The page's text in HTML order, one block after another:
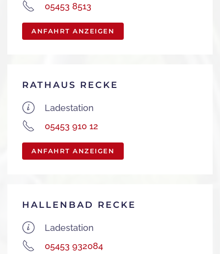
05453 8513
ANFAHRT ANZEIGEN
RATHAUS RECKE
Ladestation
05453 910 12
ANFAHRT ANZEIGEN
HALLENBAD RECKE
Ladestation
05453 932084